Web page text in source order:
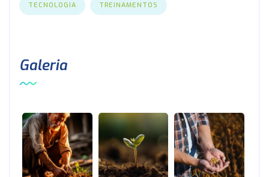
TECNOLOGIA TREINAMENTOS
Galeria